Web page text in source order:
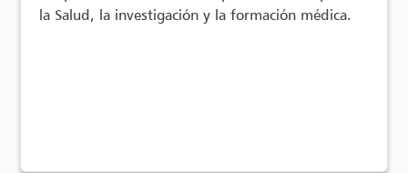
la Salud, la investigación y la formación médica.